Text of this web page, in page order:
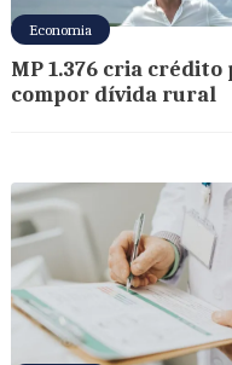
Economia
MP 1.376 cria crédito
compor dívida rural